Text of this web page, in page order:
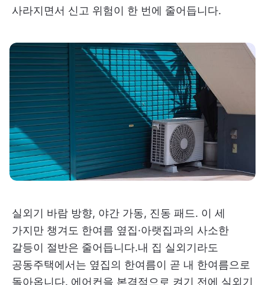
사라지면서 신고 위험이 한 번에 줄어듭니다.
실외기 바람 방향, 야간 가동, 진동 패드. 이 세
가지만 챙겨도 한여름 옆집·아랫집과의 사소한
갈등이 절반은 줄어듭니다.내 집 실외기라도
공동주택에서는 옆집의 한여름이 곧 내 한여름으로
돌아옵니다. 에어컨을 본격적으로 켜기 전에 실외기